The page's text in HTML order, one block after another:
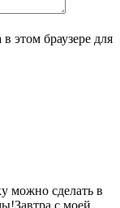
этом браузере для
можно сделать в
с моей